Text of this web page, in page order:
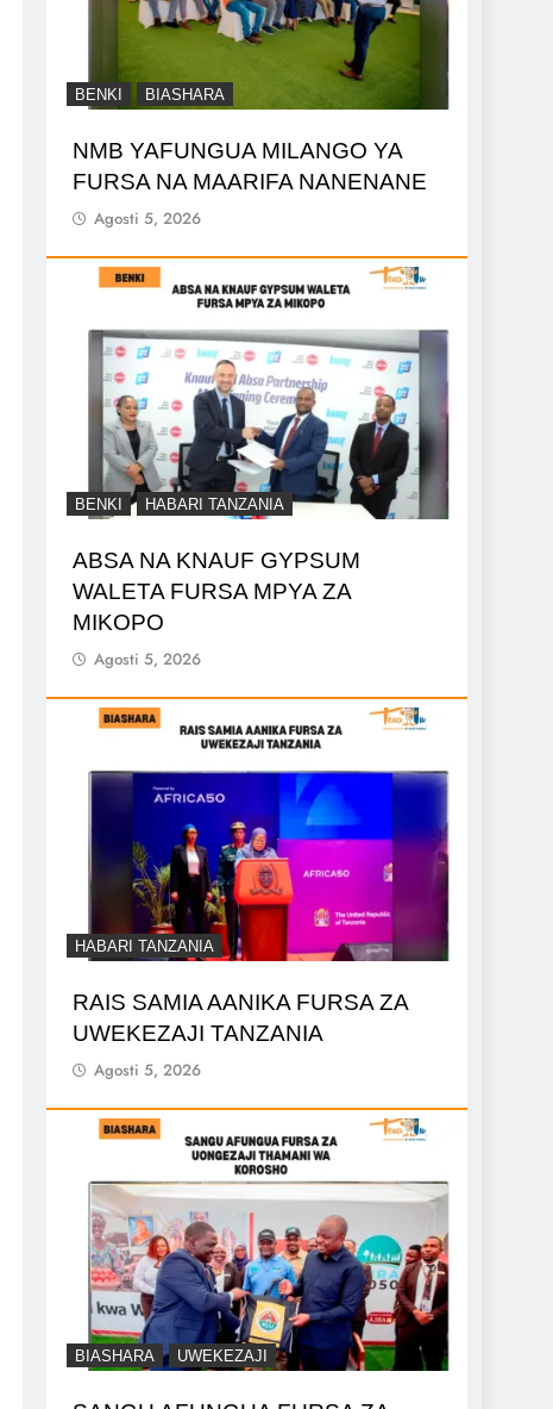
BENKI BIASHARA
NMB YAFUNGUA MILANGO YA
FURSA NA MAARIFA NANENANE
Agosti 5, 2026
BENKI HABARI TANZANIA
ABSA NA KNAUF GYPSUM
WALETA FURSA MPYA ZA
MIKOPO
Agosti 5, 2026
HABARI TANZANIA
RAIS SAMIA AANIKA FURSA ZA
UWEKEZAJI TANZANIA
Agosti 5, 2026
BIASHARA UWEKEZAJI